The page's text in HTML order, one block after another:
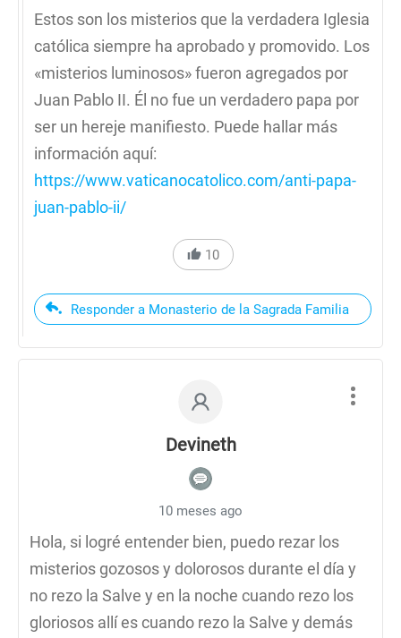
Estos son los misterios que la verdadera Iglesia
católica siempre ha aprobado y promovido. Los
«misterios luminosos» fueron agregados por
Juan Pablo II. Él no fue un verdadero papa por
ser un hereje manifiesto. Puede hallar más
información aquí:
https://www.vaticanocatolico.com/anti-papa-
juan-pablo-ii/
10
Responder a Monasterio de la Sagrada Familia
Devineth
10 meses ago
Hola, si logré entender bien, puedo rezar los
misterios gozosos y dolorosos durante el día y
no rezo la Salve y en la noche cuando rezo los
gloriosos allí es cuando rezo la Salve y demás